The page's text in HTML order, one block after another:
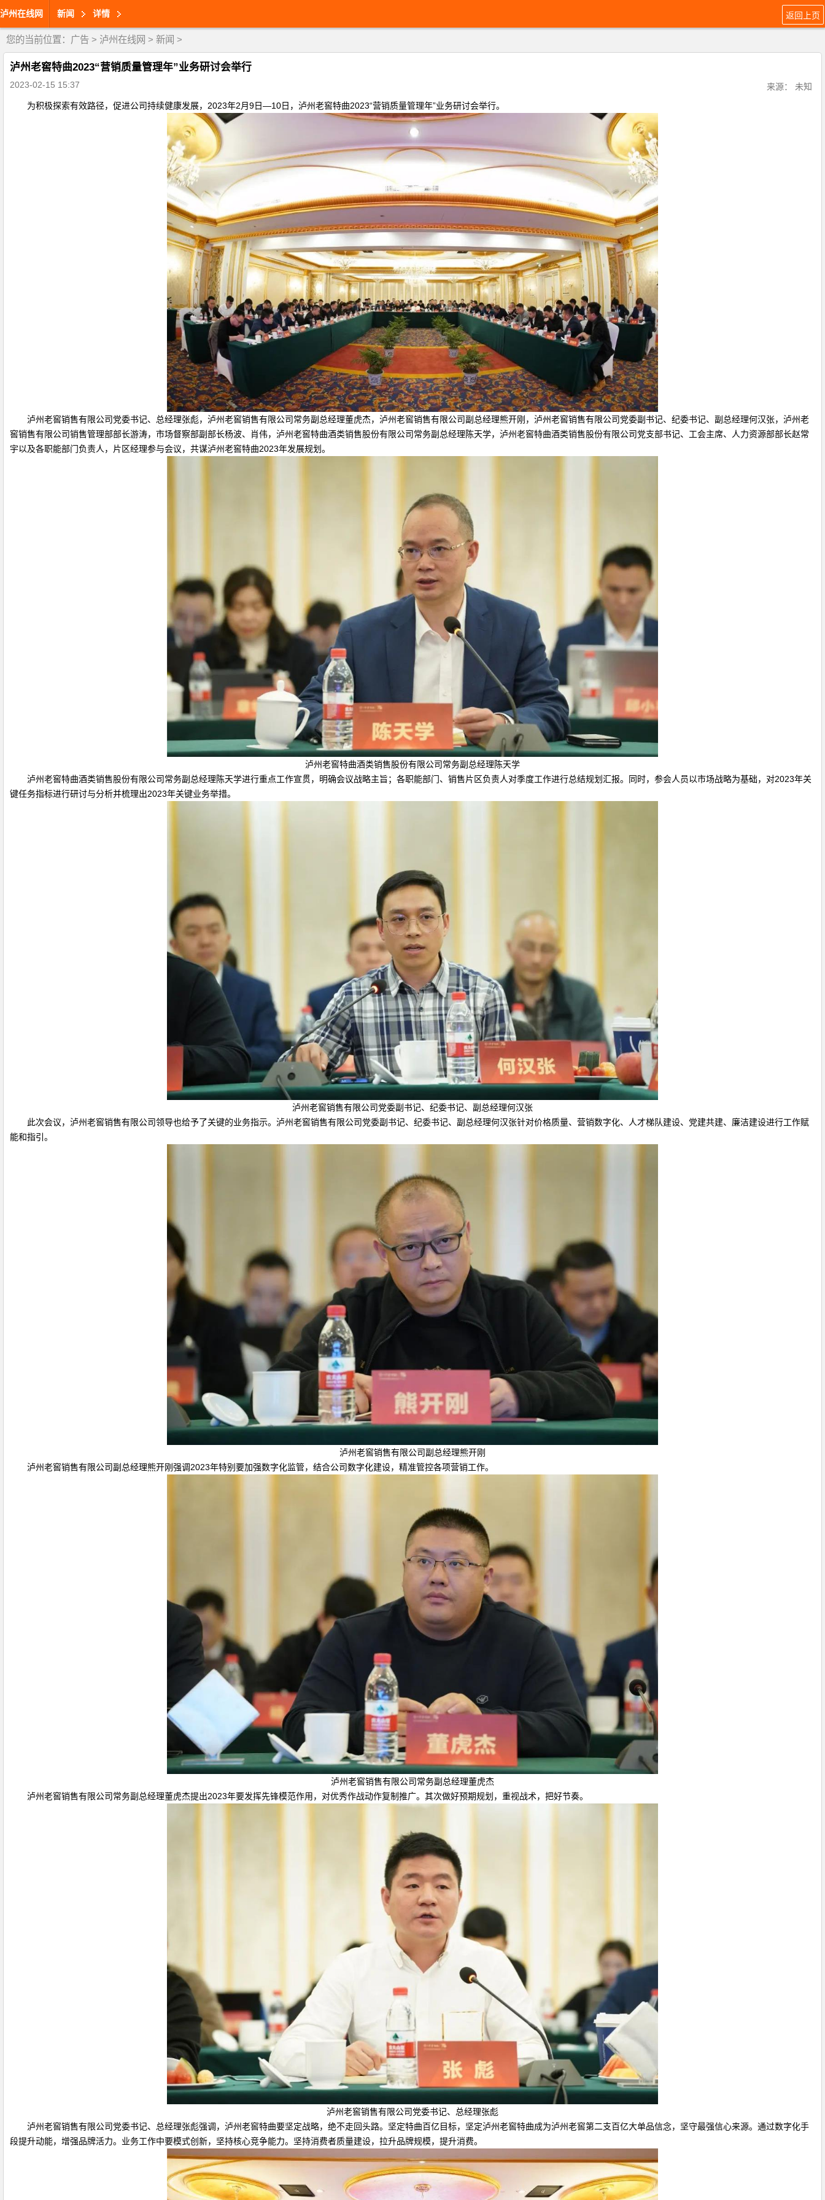
泸州在线网 新闻 详情 返回上页
您的当前位置： 广告 > 泸州在线网 > 新闻 >
泸州老窖特曲2023“营销质量管理年”业务研讨会举行
2023-02-15 15:37
来源： 未知
为积极探索有效路径，促进公司持续健康发展，2023年2月9日—10日，泸州老窖特曲2023“营销质量管理年”业务研讨会举行。
泸州老窖销售有限公司党委书记、总经理张彪，泸州老窖销售有限公司常务副总经理董虎杰，泸州老窖销售有限公司副总经理熊开刚，泸州老窖销售有限公司党委副书记、纪委书记、副总经理何汉张，泸州老
窖销售有限公司销售管理部部长游涛，市场督察部副部长杨波、肖伟，泸州老窖特曲酒类销售股份有限公司常务副总经理陈天学，泸州老窖特曲酒类销售股份有限公司党支部书记、工会主席、人力资源部部长赵常
宇以及各职能部门负责人，片区经理参与会议，共谋泸州老窖特曲2023年发展规划。
泸州老窖特曲酒类销售股份有限公司常务副总经理陈天学
泸州老窖特曲酒类销售股份有限公司常务副总经理陈天学进行重点工作宣贯，明确会议战略主旨；各职能部门、销售片区负责人对季度工作进行总结规划汇报。同时，参会人员以市场战略为基础，对2023年关
键任务指标进行研讨与分析并梳理出2023年关键业务举措。
泸州老窖销售有限公司党委副书记、纪委书记、副总经理何汉张
此次会议，泸州老窖销售有限公司领导也给予了关键的业务指示。泸州老窖销售有限公司党委副书记、纪委书记、副总经理何汉张针对价格质量、营销数字化、人才梯队建设、党建共建、廉洁建设进行工作赋
能和指引。
泸州老窖销售有限公司副总经理熊开刚
泸州老窖销售有限公司副总经理熊开刚强调2023年特别要加强数字化监管，结合公司数字化建设，精准管控各项营销工作。
泸州老窖销售有限公司常务副总经理董虎杰
泸州老窖销售有限公司常务副总经理董虎杰提出2023年要发挥先锋模范作用，对优秀作战动作复制推广。其次做好预期规划，重视战术，把好节奏。
泸州老窖销售有限公司党委书记、总经理张彪
泸州老窖销售有限公司党委书记、总经理张彪强调，泸州老窖特曲要坚定战略，绝不走回头路。坚定特曲百亿目标，坚定泸州老窖特曲成为泸州老窖第二支百亿大单品信念，坚守最强信心来源。通过数字化手
段提升动能，增强品牌活力。业务工作中要模式创新，坚持核心竞争能力。坚持消费者质量建设，拉升品牌规模，提升消费。